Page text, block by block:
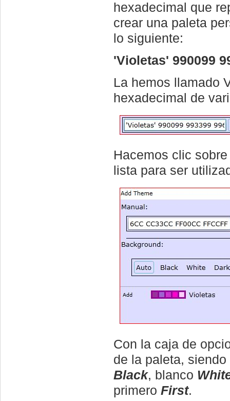
hexadecimal que
crear una paleta
lo siguiente:
'Violetas' 990099
La hemos llamado
hexadecimal de
Hacemos clic
lista para ser
Con la caja de
de la paleta,
Black, blanco
primero First.